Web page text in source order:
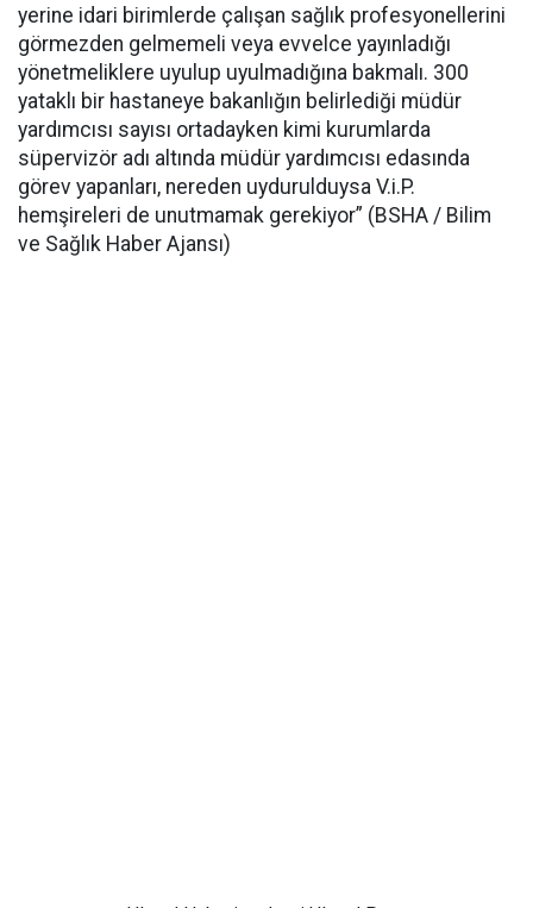
yerine idari birimlerde çalışan sağlık profesyonellerini
görmezden gelmemeli veya evvelce yayınladığı
yönetmeliklere uyulup uyulmadığına bakmalı. 300
yataklı bir hastaneye bakanlığın belirlediği müdür
yardımcısı sayısı ortadayken kimi kurumlarda
süpervizör adı altında müdür yardımcısı edasında
görev yapanları, nereden uydurulduysa V.i.P.
hemşireleri de unutmamak gerekiyor” (BSHA / Bilim
ve Sağlık Haber Ajansı)